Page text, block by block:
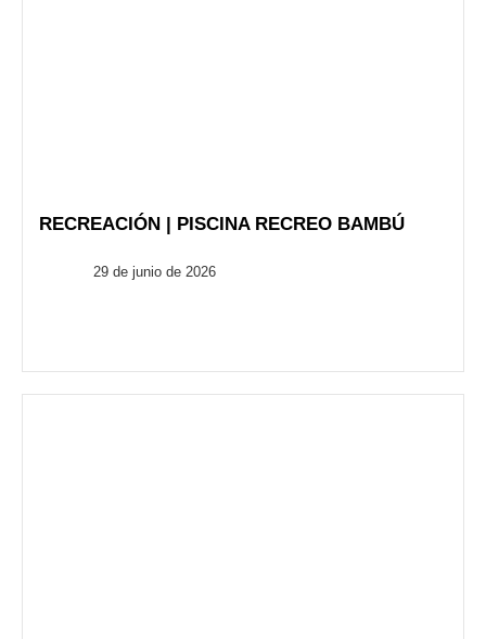
RECREACIÓN | PISCINA RECREO BAMBÚ
29 de junio de 2026